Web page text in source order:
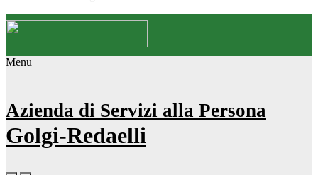
Menu
Azienda di Servizi alla Persona
Golgi-Redaelli